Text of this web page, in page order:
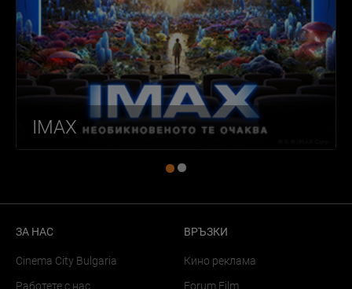
IMAX
ЗА НАС
Cinema City Bulgaria
Работете с нас
ВРЪЗКИ
Кино реклама
Forum Film